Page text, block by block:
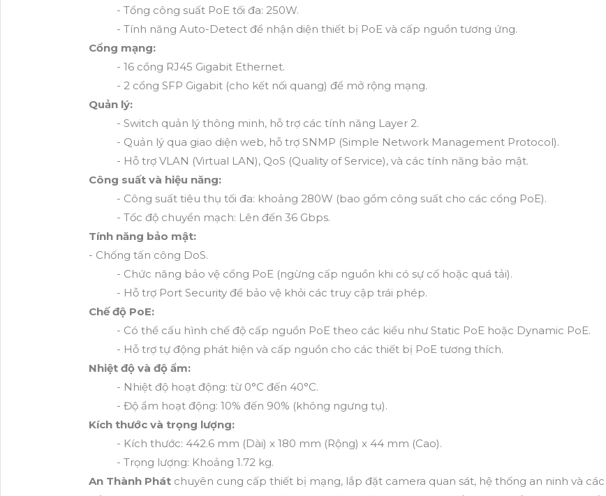
- Tổng công suất PoE tối đa: 250W.
- Tính năng Auto-Detect để nhận diện thiết bị PoE và cấp nguồn tương ứng.
Cổng mạng:
- 16 cổng RJ45 Gigabit Ethernet.
- 2 cổng SFP Gigabit (cho kết nối quang) để mở rộng mạng.
Quản lý:
- Switch quản lý thông minh, hỗ trợ các tính năng Layer 2.
- Quản lý qua giao diện web, hỗ trợ SNMP (Simple Network Management Protocol).
- Hỗ trợ VLAN (Virtual LAN), QoS (Quality of Service), và các tính năng bảo mật.
Công suất và hiệu năng:
- Công suất tiêu thụ tối đa: khoảng 280W (bao gồm công suất cho các cổng PoE).
- Tốc độ chuyển mạch: Lên đến 36 Gbps.
Tính năng bảo mật:
- Chống tấn công DoS.
- Chức năng bảo vệ cổng PoE (ngừng cấp nguồn khi có sự cố hoặc quá tải).
- Hỗ trợ Port Security để bảo vệ khỏi các truy cập trái phép.
Chế độ PoE:
- Có thể cấu hình chế độ cấp nguồn PoE theo các kiểu như Static PoE hoặc Dynamic PoE.
- Hỗ trợ tự động phát hiện và cấp nguồn cho các thiết bị PoE tương thích.
Nhiệt độ và độ ẩm:
- Nhiệt độ hoạt động: từ 0°C đến 40°C.
- Độ ẩm hoạt động: 10% đến 90% (không ngưng tụ).
Kích thước và trọng lượng:
- Kích thước: 442.6 mm (Dài) x 180 mm (Rộng) x 44 mm (Cao).
- Trọng lượng: Khoảng 1.72 kg.
An Thành Phát chuyên cung cấp thiết bị mạng, lắp đặt camera quan sát, hệ thống an ninh và các